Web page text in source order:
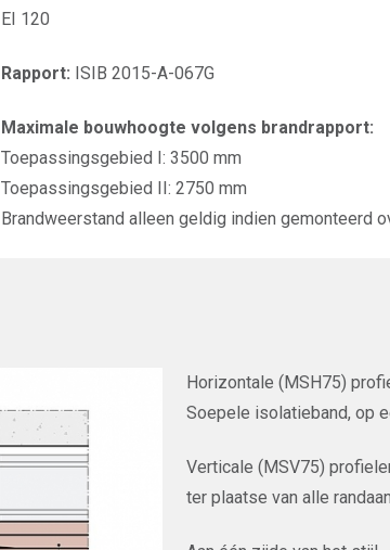
EI 120
Rapport: ISIB 2015-A-067G
Maximale bouwhoogte volgens brandrapport:
Toepassingsgebied I: 3500 mm
Toepassingsgebied II: 2750 mm
Brandweerstand alleen geldig indien gemonteerd
Horizontale (MSH75)
Soepele isolatieband, op
Verticale (MSV75)
ter plaatse van alle